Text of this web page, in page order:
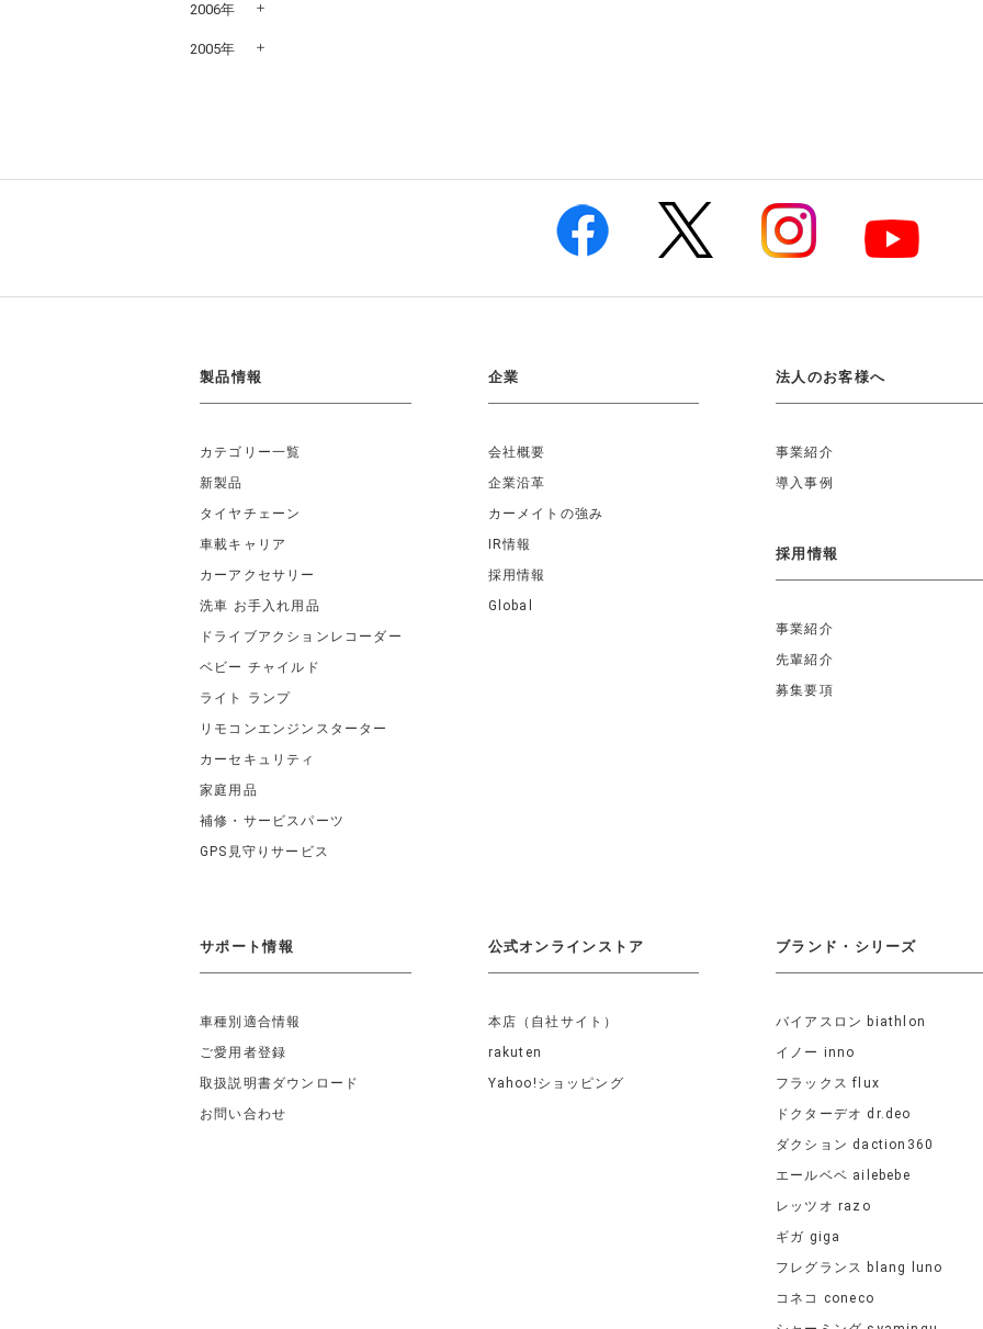
2006年
2005年
製品情報
カテゴリー一覧
新製品
タイヤチェーン
車載キャリア
カーアクセサリー
洗車 お手入れ用品
ドライブアクションレコーダー
ベビー チャイルド
ライト ランプ
リモコンエンジンスターター
カーセキュリティ
家庭用品
補修・サービスパーツ
GPS見守りサービス
企業
会社概要
企業沿革
カーメイトの強み
IR情報
採用情報
Global
法人のお客様へ
事業紹介
導入事例
採用情報
事業紹介
先輩紹介
募集要項
サポート情報
車種別適合情報
ご愛用者登録
取扱説明書ダウンロード
お問い合わせ
公式オンラインストア
本店（自社サイト）
rakuten
Yahoo!ショッピング
ブランド・シリーズ
バイアスロン biathlon
イノー inno
フラックス flux
ドクターデオ dr.deo
ダクション daction360
エールベベ ailebebe
レッツオ razo
ギガ giga
フレグランス blang luno
コネコ coneco